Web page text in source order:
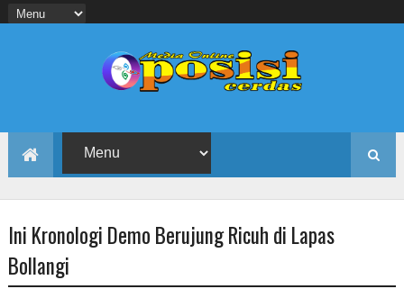
Ini Kronologi Demo Berujung Ricuh di Lapas
Bollangi